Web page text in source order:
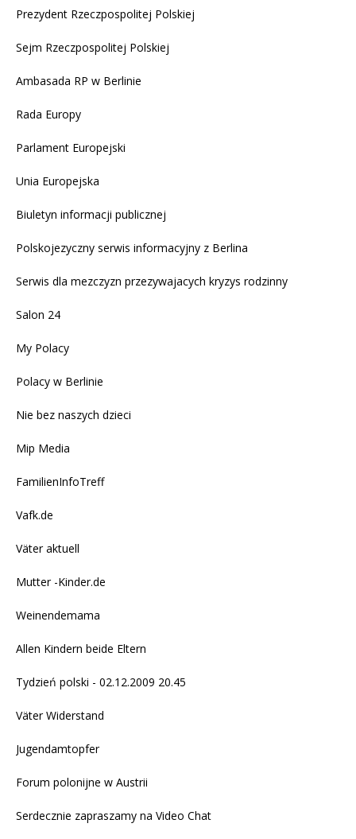
Prezydent Rzeczpospolitej Polskiej
Sejm Rzeczpospolitej Polskiej
Ambasada RP w Berlinie
Rada Europy
Parlament Europejski
Unia Europejska
Biuletyn informacji publicznej
Polskojezyczny serwis informacyjny z Berlina
Serwis dla mezczyzn przezywajacych kryzys rodzinny
Salon 24
My Polacy
Polacy w Berlinie
Nie bez naszych dzieci
Mip Media
FamilienInfoTreff
Vafk.de
Väter aktuell
Mutter -Kinder.de
Weinendemama
Allen Kindern beide Eltern
Tydzień polski - 02.12.2009 20.45
Väter Widerstand
Jugendamtopfer
Forum polonijne w Austrii
Serdecznie zapraszamy na Video Chat